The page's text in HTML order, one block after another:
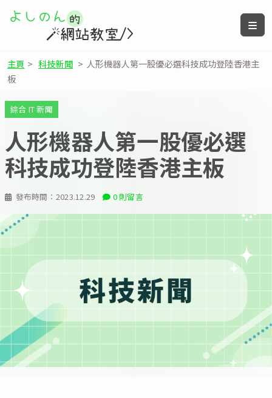
主頁 > 科技新聞 > 人形機器人第一股優必選科技成功登陸香港主
板
發布時間： 2023.12.29 0 則留言
綜合 IT 新聞
人形機器人第一股優必選
科技成功登陸香港主板